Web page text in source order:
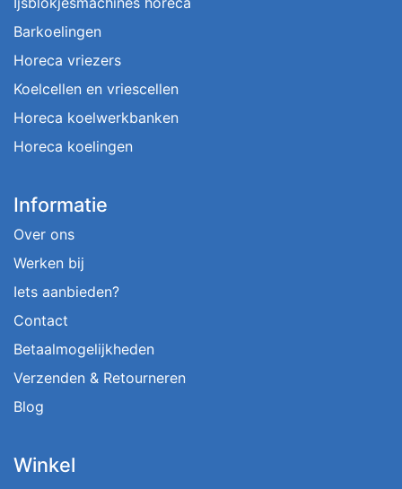
Barkoelingen
Horeca vriezers
Koelcellen en vriescellen
Horeca koelwerkbanken
Horeca koelingen
Informatie
Over ons
Werken bij
Iets aanbieden?
Contact
Betaalmogelijkheden
Verzenden & Retourneren
Blog
Winkel